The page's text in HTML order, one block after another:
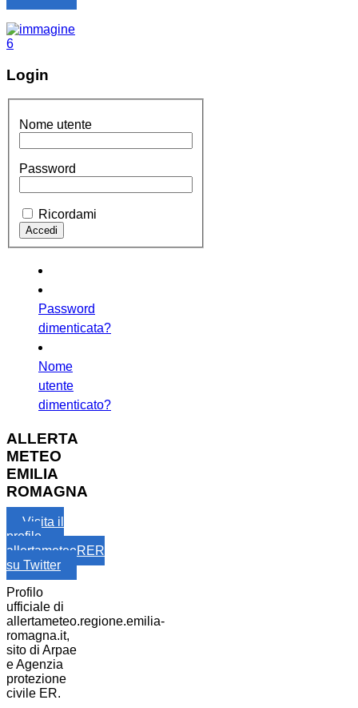
Login
Nome utente
Password
Ricordami
Password
dimenticata?
Nome
utente
dimenticato?
ALLERTA
METEO
EMILIA
ROMAGNA
Visita il
profilo
allertameteoRER
su Twitter
Profilo
ufficiale di
allertameteo.regione.emilia-
romagna.it,
sito di Arpae
e Agenzia
protezione
civile ER.